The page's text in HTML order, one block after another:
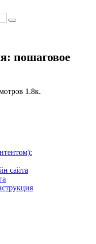
пошаговое
1.8к.
сайта